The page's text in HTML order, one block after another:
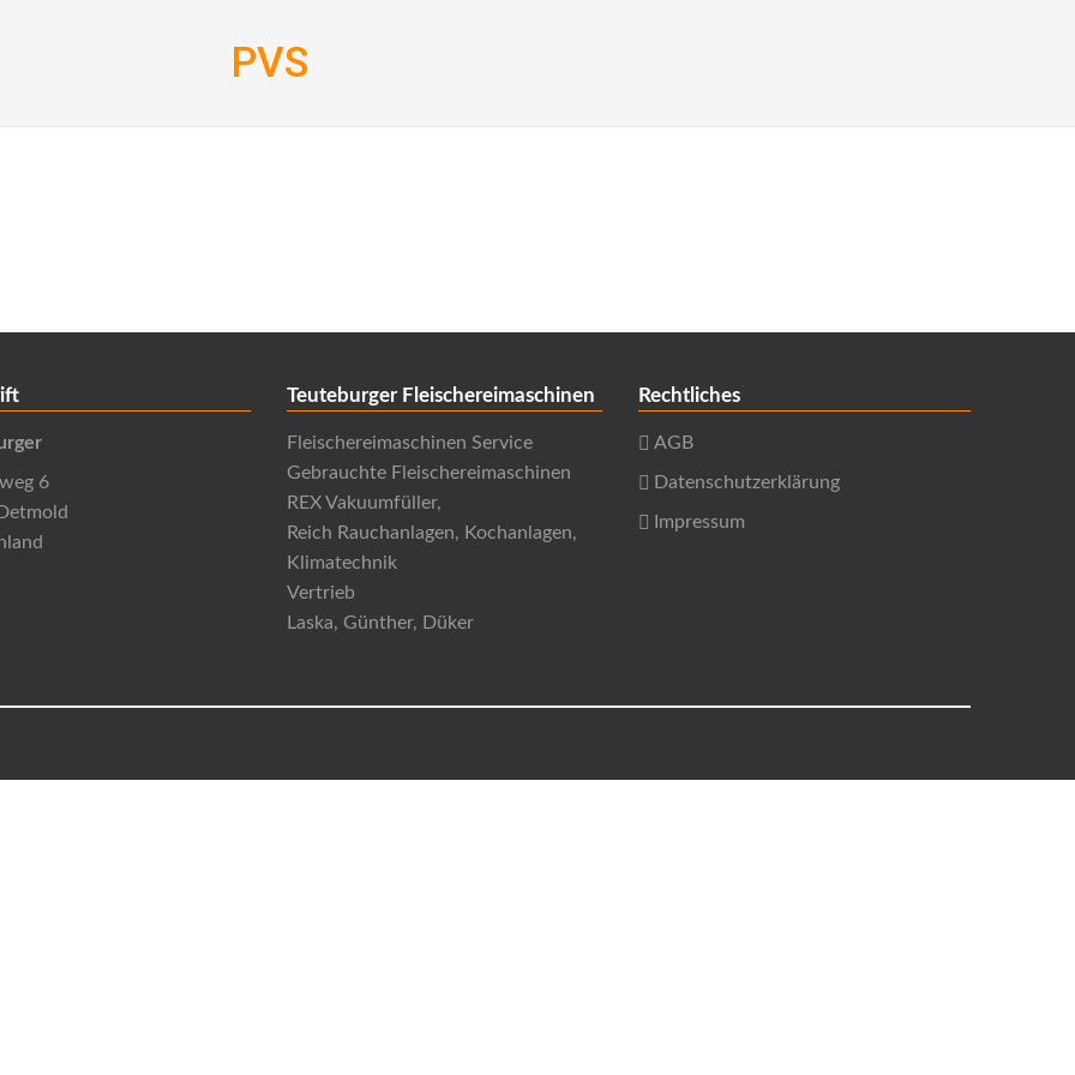
PVS
6
Teuteburger Fleischereimaschinen
Fleischereimaschinen Service
Gebrauchte Fleischereimaschinen
REX Vakuumfüller,
Reich Rauchanlagen, Kochanlagen,
Klimatechnik
Vertrieb
Laska, Günther, Düker
Rechtliches
AGB
Datenschutzerklärung
Impressum